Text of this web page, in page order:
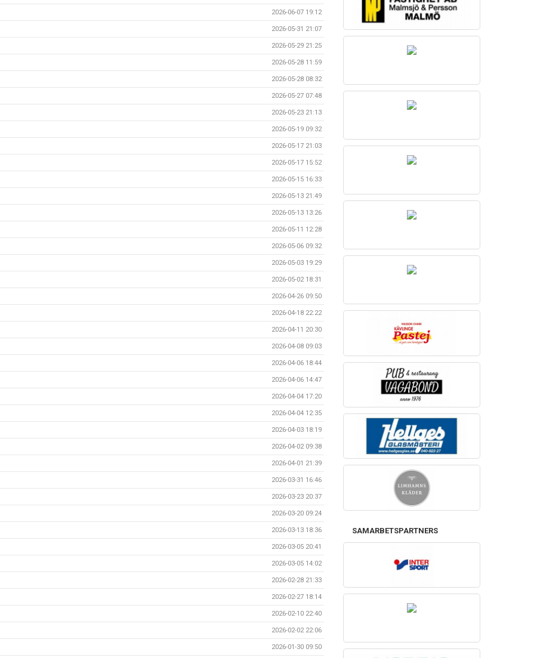
2026-06-07 19:12
2026-05-31 21:07
2026-05-29 21:25
2026-05-28 11:59
2026-05-28 08:32
2026-05-27 07:48
2026-05-23 21:13
2026-05-19 09:32
2026-05-17 21:03
2026-05-17 15:52
2026-05-15 16:33
2026-05-13 21:49
2026-05-13 13:26
2026-05-11 12:28
2026-05-06 09:32
2026-05-03 19:29
2026-05-02 18:31
2026-04-26 09:50
2026-04-18 22:22
2026-04-11 20:30
2026-04-08 09:03
2026-04-06 18:44
2026-04-06 14:47
2026-04-04 17:20
2026-04-04 12:35
2026-04-03 18:19
2026-04-02 09:38
2026-04-01 21:39
2026-03-31 16:46
2026-03-23 20:37
2026-03-20 09:24
2026-03-13 18:36
2026-03-05 20:41
2026-03-05 14:02
2026-02-28 21:33
2026-02-27 18:14
2026-02-10 22:40
2026-02-02 22:06
2026-01-30 09:50
SAMARBETSPARTNERS